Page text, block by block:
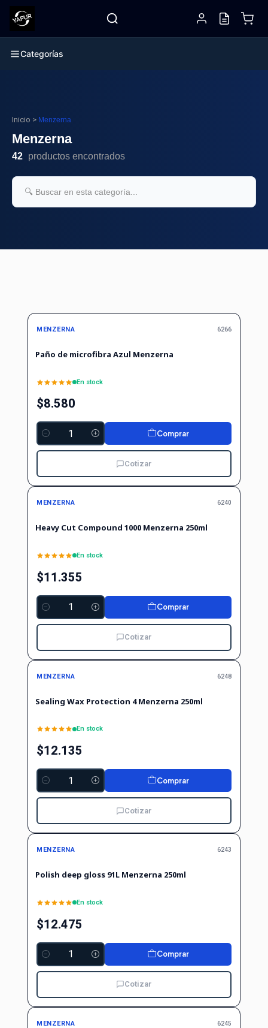
Categorías
Inicio > Menzerna
Menzerna
42 productos encontrados
MENZERNA 6266
Paño de microfibra Azul Menzerna
En stock
$8.580
Cantidad
Comprar
Cotizar
MENZERNA 6240
Heavy Cut Compound 1000 Menzerna 250ml
En stock
$11.355
Cantidad
Comprar
Cotizar
MENZERNA 6248
Sealing Wax Protection 4 Menzerna 250ml
En stock
$12.135
Cantidad
Comprar
Cotizar
MENZERNA 6243
Polish deep gloss 91L Menzerna 250ml
En stock
$12.475
Cantidad
Comprar
Cotizar
MENZERNA 6245